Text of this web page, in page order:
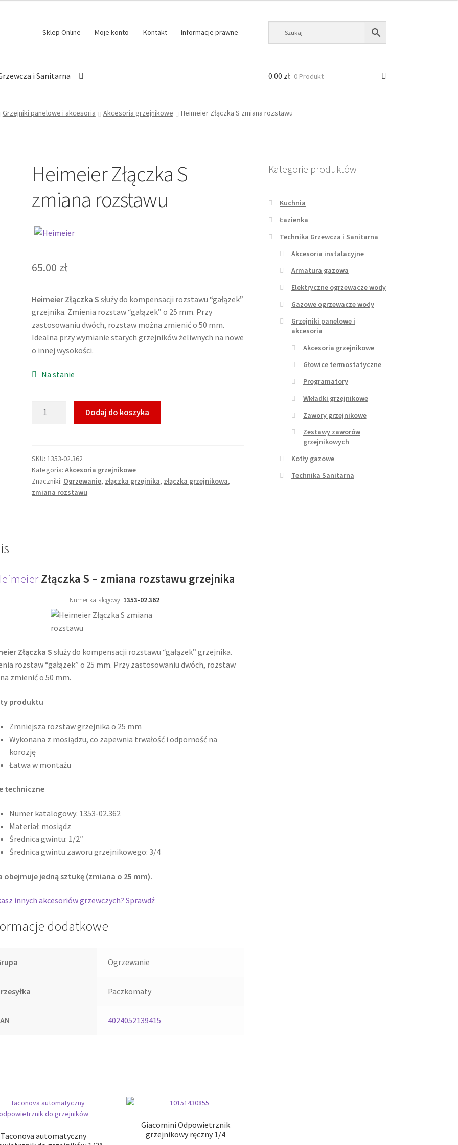
Sklep Online Moje konto Kontakt Informacje prawne
i Sanitarna 0.00 zł 0 Produkt
Grzejniki panelowe i akcesoria Akcesoria grzejnikowe Heimeier Złączka S zmiana rozstawu
Heimeier Złączka S
zmiana rozstawu
65.00 zł
Heimeier Złączka S służy do kompensacji rozstawu “gałązek”
grzejnika. Zmienia rozstaw “gałązek” o 25 mm. Przy
zastosowaniu dwóch, rozstaw można zmienić o 50 mm.
Idealna przy wymianie starych grzejników żeliwnych na nowe
o innej wysokości.
Na stanie
zmiana
rozstawu
Dodaj do koszyka
SKU:1353-02.362
Kategoria:Akcesoria grzejnikowe
Znaczniki: Ogrzewanie, złączka grzejnika, złączka grzejnikowa,
zmiana rozstawu
Złączka S – zmiana rozstawu grzejnika
Numer katalogowy: 1353-02.362
Złączka Ssłuży do kompensacji rozstawu “gałązek” grzejnika.
rozstaw “gałązek” o 25 mm. Przy zastosowaniu dwóch, rozstaw
zmienić o 50 mm.
produktu
Zmniejsza rozstaw grzejnika o 25 mm
Wykonana z mosiądzu, co zapewnia trwałość i odporność na
korozję
Łatwa w montażu
techniczne
Numer katalogowy: 1353-02.362
Materiał: mosiądz
Średnica gwintu: 1/2″
Średnica gwintu zaworu grzejnikowego: 3/4
obejmuje jedną sztukę (zmiana o 25 mm).
innych akcesoriów grzewczych? Sprawdź
dodatkowe
Ogrzewanie
Paczkomaty
4024052139415
Taconova automatyczny
Giacomini Odpowietrznik
grzejnikowy ręczny 1/4
Kategorie produktów
Kuchnia
Łazienka
Technika Grzewcza i Sanitarna
Akcesoria instalacyjne
Armatura gazowa
Elektryczne ogrzewacze wody
Gazowe ogrzewacze wody
Grzejniki panelowe i
akcesoria
Akcesoria grzejnikowe
Głowice termostatyczne
Programatory
Wkładki grzejnikowe
Zawory grzejnikowe
Zestawy zaworów
grzejnikowych
Kotły gazowe
Technika Sanitarna